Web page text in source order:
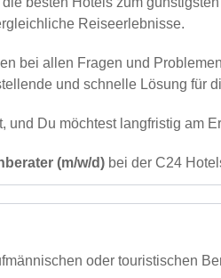
Reiseerlebnisse.
bei allen Fragen und
und schnelle Lösung
Du möchtest langfristig am
(m/w/d) bei der C24
oder touristischen